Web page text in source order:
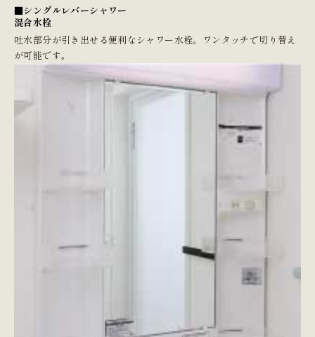
■シングルレバーシャワー
混合水栓
吐水部分が引き出せる便利なシャワー水栓。ワンタッチで切り替え
が可能です。